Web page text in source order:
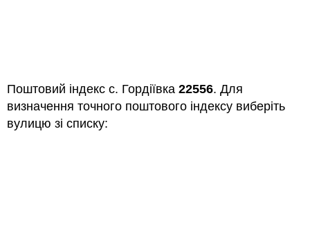
Поштовий індекс с. Гордіївка 22556. Для
визначення точного поштового індексу виберіть
вулицю зі списку: